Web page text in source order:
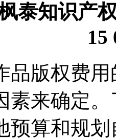
泰知识产
15
品版权费
素来确定
预算和规